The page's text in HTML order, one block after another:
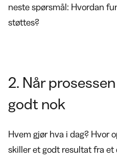
neste spørsmål: Hvordan
støttes?
2. Når
godt nok
Hvem gjør hva i dag? Hvor
skiller et godt resultat fra et